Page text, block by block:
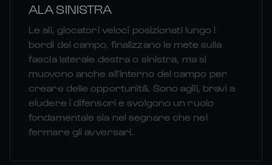
ALA SINISTRA
Le ali, giocatori veloci posizionati lungo i
bordi del campo, finalizzano le mete sulla
fascia laterale destra o sinistra, ma si
muovono anche all'interno del campo per
creare delle opportunità. Sono agili, bravi a
eludere i difensori e svolgono un ruolo
fondamentale sia nel segnare che nel
fermare gli avversari.